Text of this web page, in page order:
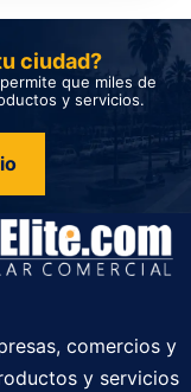
ciudad?
que miles de
y servicios.
comercios y
y servicios